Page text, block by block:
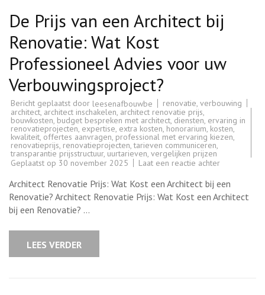
De Prijs van een Architect bij
Renovatie: Wat Kost
Professioneel Advies voor uw
Verbouwingsproject?
Bericht geplaatst door leesenafbouwbe renovatie, verbouwing
architect, architect inschakelen, architect renovatie prijs,
bouwkosten, budget bespreken met architect, diensten, ervaring in
renovatieprojecten, expertise, extra kosten, honorarium, kosten,
kwaliteit, offertes aanvragen, professional met ervaring kiezen,
renovatieprijs, renovatieprojecten,tarieven communiceren,
transparantie prijsstructuur, uurtarieven, vergelijken prijzen
Geplaatst op 30 november 2025 Laat een reactie achterop
van
een
Architect
Architect Renovatie Prijs: Wat Kost een Architect bij een
Renovatie? Architect Renovatie Prijs: Wat Kost een Architect
bij een Renovatie? …
LEES VERDER